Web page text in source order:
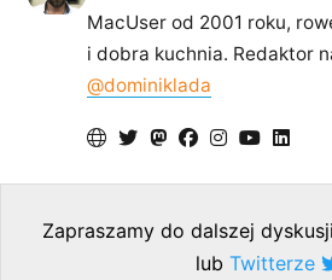
MacUser od 2001 roku,
i dobra kuchnia. Redaktor
@dominiklada
Zapraszamy do dalszej
lub Twitterze